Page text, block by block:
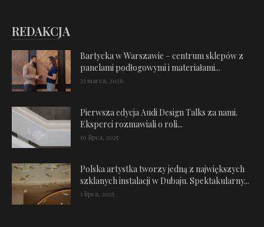
REDAKCJA
Bartycka w Warszawie – centrum sklepów z
panelami podłogowymi i materiałami...
23 marca, 2026
Pierwsza edycja Audi Design Talks za nami.
Eksperci rozmawiali o roli...
10 lipca, 2025
Polska artystka tworzy jedną z największych
szklanych instalacji w Dubaju. Spektakularny...
1 lipca, 2025